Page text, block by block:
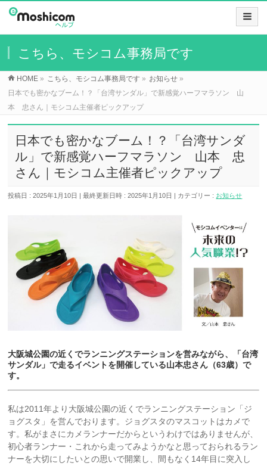
こちら、モシコム事務局です
HOME » こちら、モシコム事務局です » お知らせ »
日本でも密かなブーム！？「台湾サンダル」で新感覚ハーフマラソン 山
本 忠さん｜モシコム主催者ピックアップ
日本でも密かなブーム！？「台湾サンダ
ル」で新感覚ハーフマラソン 山本 忠
さん｜モシコム主催者ピックアップ
投稿日 : 2025年1月10日 最終更新日時 : 2025年1月10日 カテゴリー : お知らせ
大阪城公園の近くでランニングステーションを営みながら、「台湾
サンダル」で走るイベントを開催している山本忠さん（63歳）で
す。
私は2011年より大阪城公園の近くでランニングステーション「ジ
ョグスタ」を営んでおります。ジョグスタのマスコットはカメで
す。私がまさにカメランナーだからというわけではありませんが、
初心者ランナー・これから走ってみようかなと思っておられるラン
ナーを大切にしたいとの思いで開業し、間もなく14年目に突入し